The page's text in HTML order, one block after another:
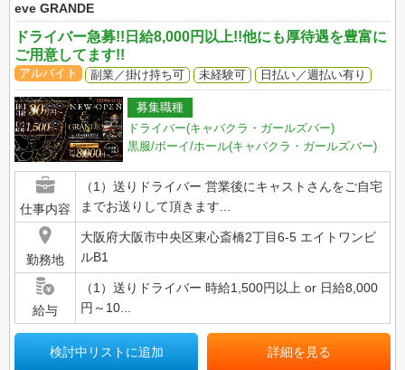
eve GRANDE
ドライバー急募!!日給8,000円以上!!他にも厚待遇を豊富に
ご用意してます!!
アルバイト 副業／掛け持ち可 未経験可 日払い／週払い有り
募集職種
ドライバー(キャバクラ・ガールズバー)
黒服/ボーイ/ホール(キャバクラ・ガールズバー)
仕事内容
（1）送りドライバー 営業後にキャストさんをご自宅
までお送りして頂きます...
勤務地
大阪府大阪市中央区東心斎橋2丁目6-5 エイトワンビ
ルB1
給与
（1）送りドライバー 時給1,500円以上 or 日給8,000
円～10...
検討中リストに追加 詳細を見る